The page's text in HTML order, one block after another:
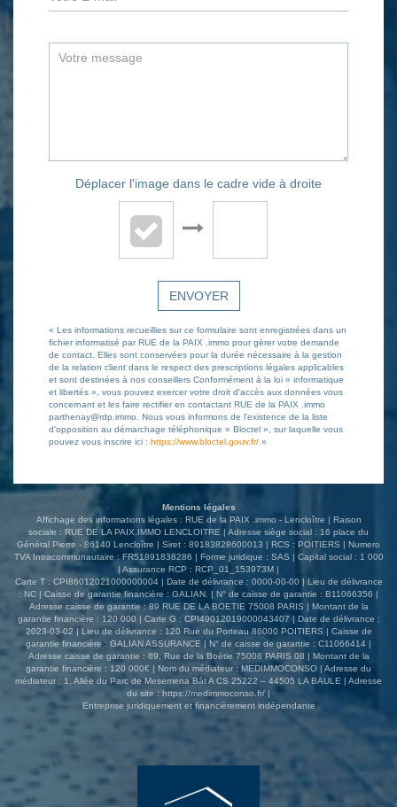
Déplacer l'image dans le cadre vide à droite
ENVOYER
« Les informations recueillies sur ce formulaire sont enregistrées dans un
fichier informatisé par RUE de la PAIX .immo pour gérer votre demande
de contact. Elles sont conservées pour la durée nécessaire à la gestion
de la relation client dans le respect des prescriptions légales applicables
et sont destinées à nos conseillers Conformément à la loi « informatique
et libertés », vous pouvez exercer votre droit d'accès aux données vous
concernant et les faire rectifier en contactant RUE de la PAIX .immo
parthenay@rdp.immo. Nous vous informons de l'existence de la liste
d'opposition au démarchage téléphonique « Bloctel », sur laquelle vous
pouvez vous inscrire ici : https://www.bloctel.gouv.fr/ »
Mentions légales
Affichage des informations légales : RUE de la PAIX .immo - Lencloître | Raison
sociale : RUE DE LA PAIX.IMMO LENCLOITRE | Adresse siège social : 16 place du
Général Pierre - 86140 Lencloître | Siret : 89183828600013 | RCS : POITIERS | Numero
TVA Intracommunautaire : FR51891838286 | Forme juridique : SAS | Capital social : 1 000
| Assurance RCP : RCP_01_153973M |
Carte T : CPI86012021000000004 | Date de délivrance : 0000-00-00 | Lieu de délivrance
: NC | Caisse de garantie financière : GALIAN. | N° de caisse de garantie : B11066356 |
Adresse caisse de garantie : 89 RUE DE LA BOETIE 75008 PARIS | Montant de la
garantie financière : 120 000 | Carte G : CPI49012019000043407 | Date de délivrance :
2023-03-02 | Lieu de délivrance : 120 Rue du Porteau 86000 POITIERS | Caisse de
garantie financière : GALIAN ASSURANCE | N° de caisse de garantie : C11066414 |
Adresse caisse de garantie : 89, Rue de la Boétie 75008 PARIS 08 | Montant de la
garantie financière : 120 000€ | Nom du médiateur : MEDIMMOCONSO | Adresse du
médiateur : 1, Allée du Parc de Mesemena Bât A CS 25222 – 44505 LA BAULE | Adresse
du site : https://medimmoconso.fr/ |
Entreprise juridiquement et financièrement indépendante